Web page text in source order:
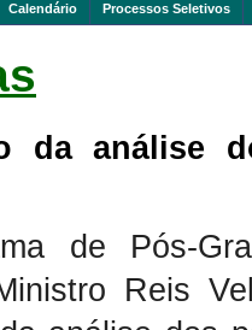
Calendário Processos Seletivos
da análise
de Pós-
Reis